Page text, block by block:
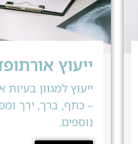
ייעוץ
ייעוץ למגוון בעיות
– כתף, ברך, ירך
נוספים.